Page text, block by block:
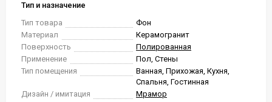
Тип и назначение
Тип товара
Фон
Материал
Керамогранит
Поверхность
Полированная
Применение
Пол, Стены
Тип помещения
Ванная, Прихожая, Кухня,
Спальня, Гостинная
Дизайн / имитация
Мрамор